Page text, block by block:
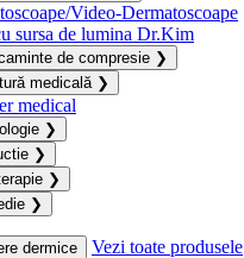
Video-Dermatoscoape
sursa de lumina Dr.Kim
de compresie ❯
medicală ❯
medical
❯
❯
❯
❯
dermice
Vezi toate produsele